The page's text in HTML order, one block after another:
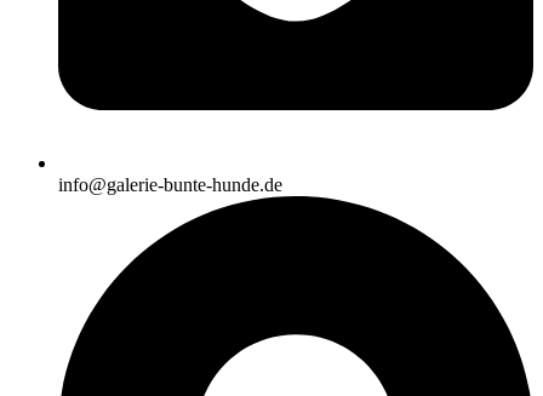
info@galerie-bunte-hunde.de